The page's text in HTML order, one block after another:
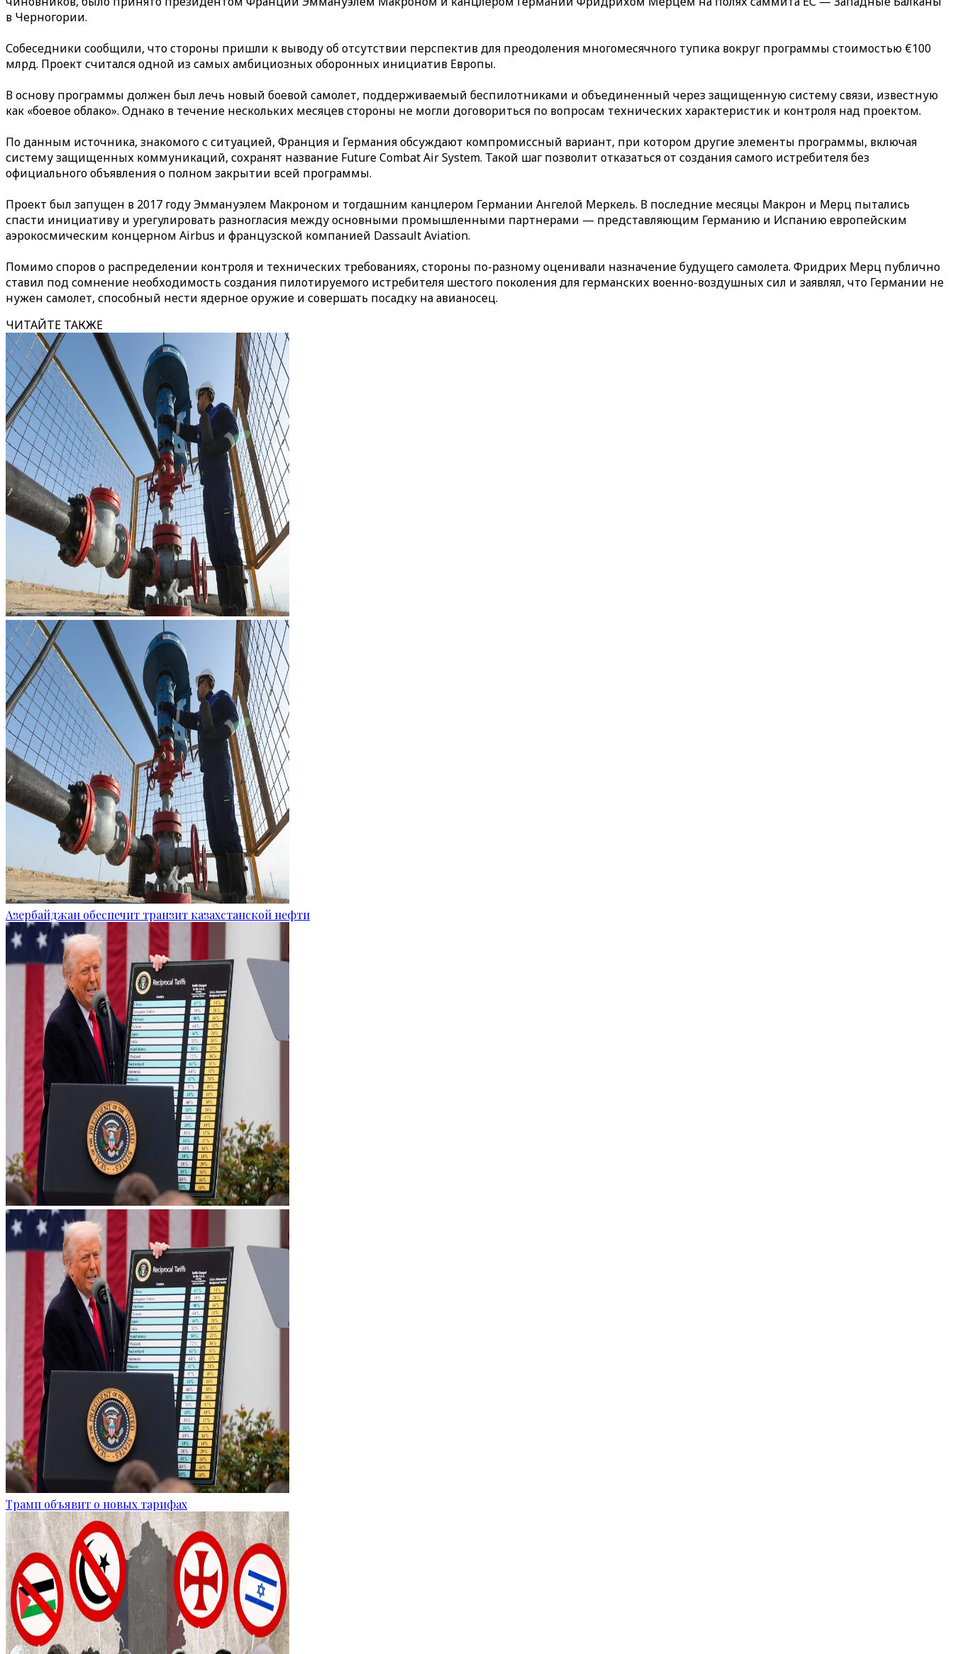
в Черногории.
Собеседники сообщили, что стороны пришли к выводу об отсутствии перспектив для преодоления многомесячного тупика вокруг программы стоимостью €100
млрд. Проект считался одной из самых амбициозных оборонных инициатив Европы.
В основу программы должен был лечь новый боевой самолет, поддерживаемый беспилотниками и объединенный через защищенную систему связи, известную
как «боевое облако». Однако в течение нескольких месяцев стороны не могли договориться по вопросам технических характеристик и контроля над проектом.
По данным источника, знакомого с ситуацией, Франция и Германия обсуждают компромиссный вариант, при котором другие элементы программы, включая
систему защищенных коммуникаций, сохранят название Future Combat Air System. Такой шаг позволит отказаться от создания самого истребителя без
официального объявления о полном закрытии всей программы.
Проект был запущен в 2017 году Эммануэлем Макроном и тогдашним канцлером Германии Ангелой Меркель. В последние месяцы Макрон и Мерц пытались
спасти инициативу и урегулировать разногласия между основными промышленными партнерами — представляющим Германию и Испанию европейским
аэрокосмическим концерном Airbus и французской компанией Dassault Aviation.
Помимо споров о распределении контроля и технических требованиях, стороны по-разному оценивали назначение будущего самолета. Фридрих Мерц публично
ставил под сомнение необходимость создания пилотируемого истребителя шестого поколения для германских военно-воздушных сил и заявлял, что Германии не
нужен самолет, способный нести ядерное оружие и совершать посадку на авианосец.
ЧИТАЙТЕ ТАКЖЕ
Азербайджан обеспечит транзит казахстанской нефти
Трамп объявит о новых тарифах